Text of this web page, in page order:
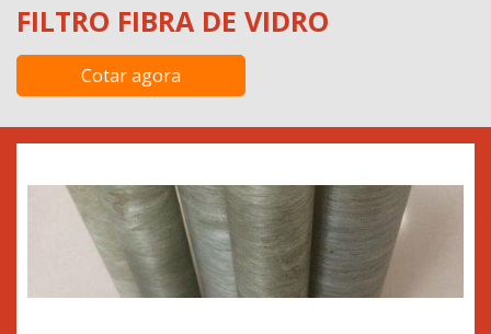
FILTRO FIBRA DE VIDRO
Cotar agora